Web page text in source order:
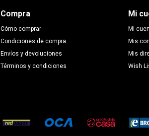
Compra
Cómo comprar
Condiciones de compra
Envíos y devoluciones
Términos y condiciones
Mi
Mi
Mis
Mis
Wish